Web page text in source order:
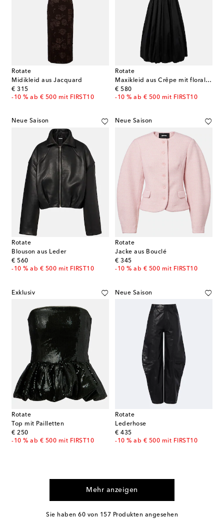
Rotate
Midikleid aus Jacquard
€ 315
original price
-10 % ab € 500 mit FIRST10
Rotate
Maxikleid aus Crêpe mit floralen Applikationen
€ 580
original price
-10 % ab € 500 mit FIRST10
Neue Saison
Rotate
Blouson aus Leder
€ 560
original price
-10 % ab € 500 mit FIRST10
Neue Saison
Rotate
Jacke aus Bouclé
€ 345
original price
-10 % ab € 500 mit FIRST10
Exklusiv
Rotate
Top mit Pailletten
€ 250
original price
-10 % ab € 500 mit FIRST10
Neue Saison
Rotate
Lederhose
€ 435
original price
-10 % ab € 500 mit FIRST10
Mehr anzeigen
Sie haben 60 von 157 Produkten angesehen